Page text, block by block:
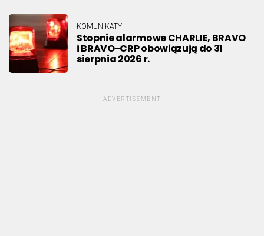
KOMUNIKATY
Stopnie alarmowe CHARLIE, BRAVO
i BRAVO-CRP obowiązują do 31
sierpnia 2026 r.
ADVERTISEMENT